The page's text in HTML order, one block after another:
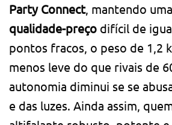
Party Connect, mantendo uma
qualidade-preço difícil de
pontos fracos, o peso de 1,2
menos leve do que rivais de
autonomia diminui se se
e das luzes. Ainda assim,